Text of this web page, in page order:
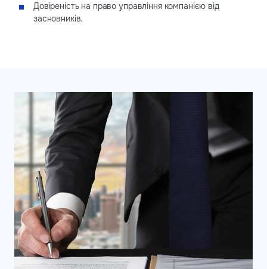
Довіреність на право управління компанією від
засновників.